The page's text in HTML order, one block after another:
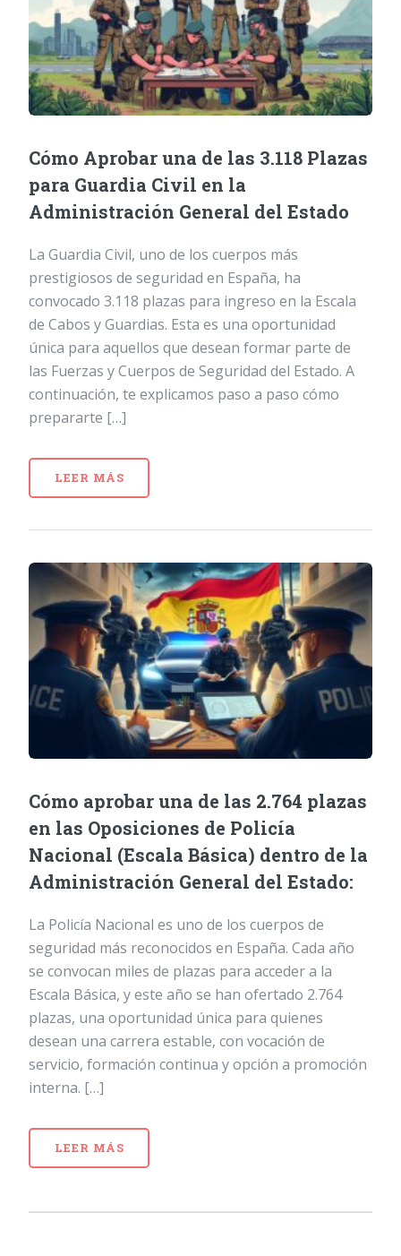
Cómo Aprobar una de las 3.118 Plazas
para Guardia Civil en la
Administración General del Estado
La Guardia Civil, uno de los cuerpos más
prestigiosos de seguridad en España, ha
convocado 3.118 plazas para ingreso en la Escala
de Cabos y Guardias. Esta es una oportunidad
única para aquellos que desean formar parte de
las Fuerzas y Cuerpos de Seguridad del Estado. A
continuación, te explicamos paso a paso cómo
prepararte […]
LEER MÁS
Cómo aprobar una de las 2.764 plazas
en las Oposiciones de Policía
Nacional (Escala Básica) dentro de la
Administración General del Estado:
La Policía Nacional es uno de los cuerpos de
seguridad más reconocidos en España. Cada año
se convocan miles de plazas para acceder a la
Escala Básica, y este año se han ofertado 2.764
plazas, una oportunidad única para quienes
desean una carrera estable, con vocación de
servicio, formación continua y opción a promoción
interna. […]
LEER MÁS